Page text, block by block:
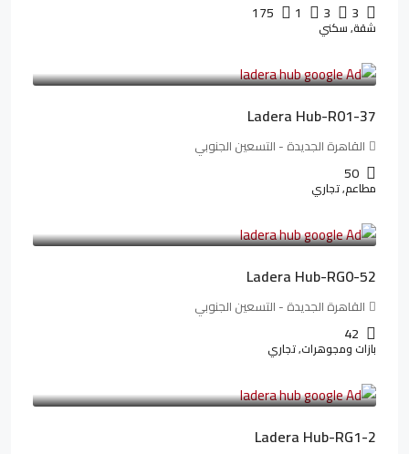
3
3
1
175
شقة, سكني
13,912,288LE
Ladera Hub-R01-37
القاهرة الجديدة - التسعين الجنوبي
50
مطاعم, تجاري
13,319,821LE
Ladera Hub-RG0-52
القاهرة الجديدة - التسعين الجنوبي
42
بازات ومجوهرات, تجاري
38,551,500LE
Ladera Hub-RG1-2